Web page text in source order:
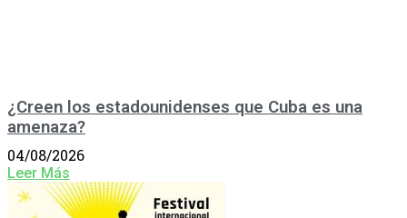
¿Creen los estadounidenses que Cuba es una
amenaza?
04/08/2026
Leer Más